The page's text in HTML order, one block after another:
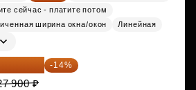
сейчас - платите потом
ширина окна/окон
Линейная
994 ₽ -14%
900 ₽